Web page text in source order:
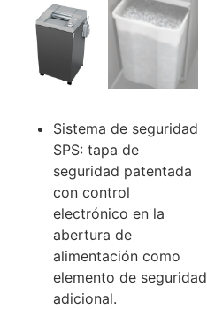
Sistema de seguridad
SPS: tapa de
seguridad patentada
con control
electrónico en la
abertura de
alimentación como
elemento de seguridad
adicional.